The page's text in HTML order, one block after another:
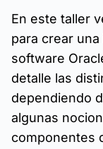
En este taller
para crear
software
detalle las
dependiendo
algunas
componentes